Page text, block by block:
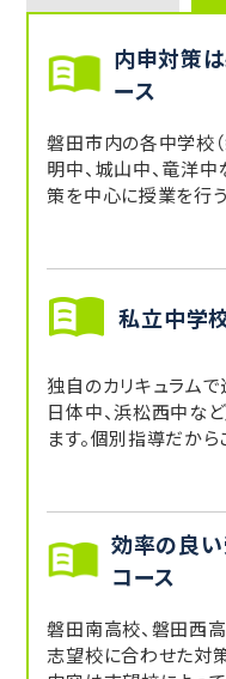
内申対策
ース
磐田市内の各中学校
明中、城山中、竜洋
策を中心に授業を行
対策を、テスト後に
ップを目指します。
できます。
私立中学
独自のカリキュラム
日体中、浜松西中な
ます。個別指導だか
きます。公立中より
が大変だと考えてい
克服しましょう！
効率の良
コース
磐田南高校、磐田西
志望校に合わせた対